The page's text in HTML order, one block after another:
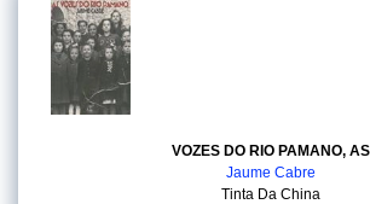
VOZES DO RIO PAMANO, AS
Jaume Cabre
Tinta Da China